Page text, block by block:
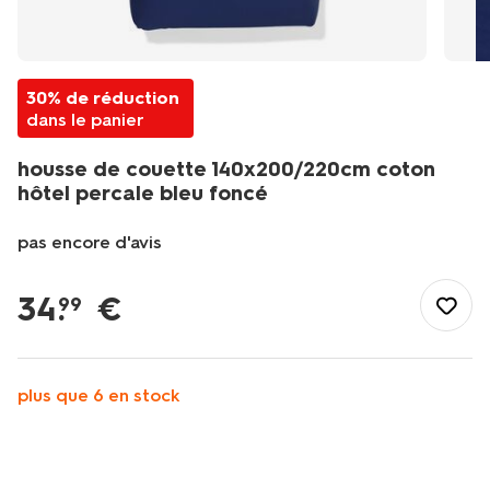
30% de réduction
dans le panier
housse de couette 140x200/220cm coton
hôtel percale bleu foncé
pas encore d'avis
fr/literie/linge-
de-
de-
couette/housse-
de-
34.
99 €
plus que 6 en stock